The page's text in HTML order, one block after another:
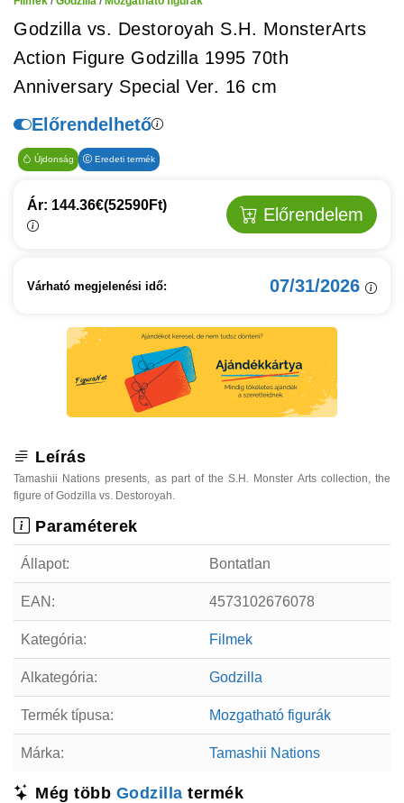
Godzilla vs. Destoroyah S.H. MonsterArts
Action Figure Godzilla 1995 70th
Anniversary Special Ver. 16 cm
Előrendelhető
Újdonság Eredeti termék
Ár: 144.36€(52590Ft) Előrendelem
Várható megjelenési idő: 07/31/2026
Leírás
Tamashii Nations presents, as part of the S.H. Monster Arts collection, the
figure of Godzilla vs. Destoroyah.
Paraméterek
Állapot: Bontatlan
EAN: 4573102676078
Kategória: Filmek
Alkategória: Godzilla
Termék típusa: Mozgatható figurák
Márka: Tamashii Nations
Még több Godzilla termék